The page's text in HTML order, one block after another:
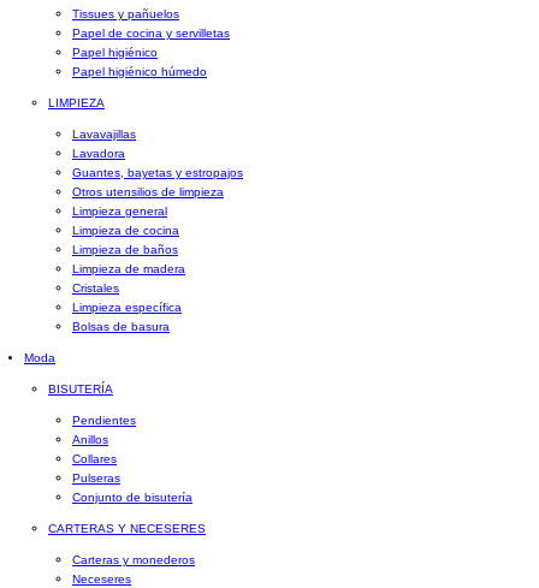
Tissues y pañuelos
Papel de cocina y servilletas
Papel higiénico
Papel higiénico húmedo
LIMPIEZA
Lavavajillas
Lavadora
Guantes, bayetas y estropajos
Otros utensilios de limpieza
Limpieza general
Limpieza de cocina
Limpieza de baños
Limpieza de madera
Cristales
Limpieza específica
Bolsas de basura
Moda
BISUTERÍA
Pendientes
Anillos
Collares
Pulseras
Conjunto de bisutería
CARTERAS Y NECESERES
Carteras y monederos
Neceseres